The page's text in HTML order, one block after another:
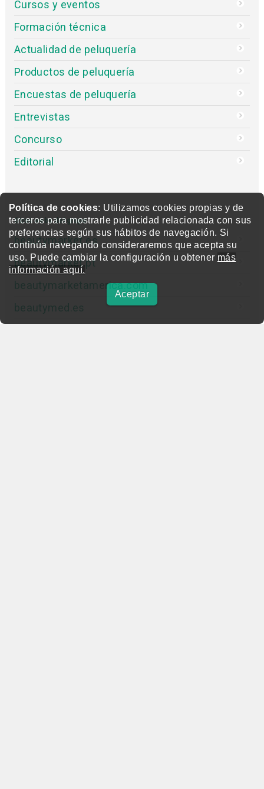
Política de cookies: Utilizamos cookies propias y de
terceros para mostrarle publicidad relacionada con sus
preferencias según sus hábitos de navegación. Si
continúa navegando consideraremos que acepta su
uso. Puede cambiar la configuración u obtener más
información aquí.
Aceptar
Cursos y eventos
Formación técnica
Actualidad de peluquería
Productos de peluquería
Encuestas de peluquería
Entrevistas
Concurso
Editorial
Otras webs del grupo
beautymarket.es
beautymarket.pt
beautymarketamerica.com
beautymed.es